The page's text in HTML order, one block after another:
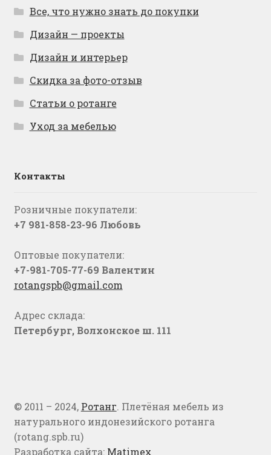
Все, что нужно знать до покупки
Дизайн — проекты
Дизайн и интерьер
Скидка за фото-отзыв
Статьи о ротанге
Уход за мебелью
Контакты
Розничные покупатели:
+7 981-858-23-96 Любовь
Оптовые покупатели:
+7-981-705-77-69 Валентин
rotangspb@gmail.com
Адрес склада:
Петербург, Волхонское ш. 111
© 2011 – 2024, Ротанг. Плетёная мебель из
натурального индонезийского ротанга
(rotang.spb.ru)
Разработка сайта: Matimex